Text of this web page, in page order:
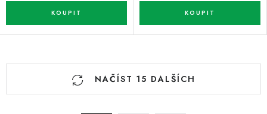
NAČÍST 15 DALŠÍCH